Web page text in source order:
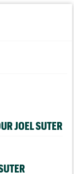
JOEL SUTER